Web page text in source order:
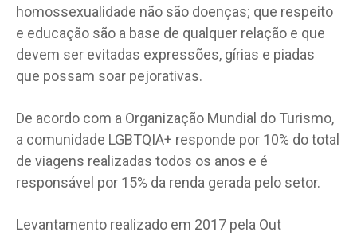
homossexualidade não são doenças; que respeito
e educação são a base de qualquer relação e que
devem ser evitadas expressões, gírias e piadas
que possam soar pejorativas.
De acordo com a Organização Mundial do Turismo,
a comunidade LGBTQIA+ responde por 10% do total
de viagens realizadas todos os anos e é
responsável por 15% da renda gerada pelo setor.
Levantamento realizado em 2017 pela Out